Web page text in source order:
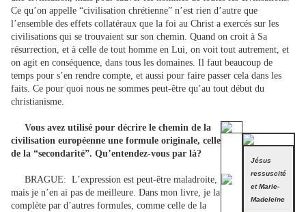
Ce qu’on appelle “civilisation chrétienne” n’est rien d’autre que
l’ensemble des effets collatéraux que la foi au Christ a exercés sur les
civilisations qui se trouvaient sur son chemin. Quand on croit à Sa
résurrection, et à celle de tout homme en Lui, on voit tout autrement, et
on agit en conséquence, dans tous les domaines. Il faut beaucoup de
temps pour s’en rendre compte, et aussi pour faire passer cela dans les
faits. Ce pour quoi nous ne sommes peut-être qu’au tout début du
christianisme.
Jésus
ressuscité
et Marie-
Madeleine
Vous avez utilisé pour décrire le chemin de la
civilisation européenne une formule originale, celle
de la “secondarité”. Qu’entendez-vous par là?
BRAGUE: L’expression est peut-être maladroite,
mais je n’en ai pas de meilleure. Dans mon livre, je la
complète par d’autres formules, comme celle de la